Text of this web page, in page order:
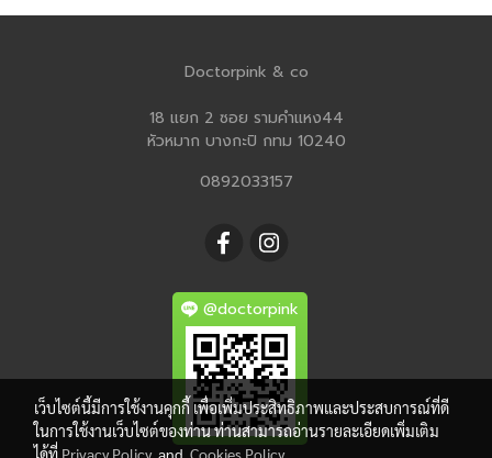
Doctorpink & co
18 แยก 2 ซอย รามคำแหง44
หัวหมาก บางกะปิ กทม 10240
0892033157
@doctorpink
เว็บไซต์นี้มีการใช้งานคุกกี้ เพื่อเพิ่มประสิทธิภาพและประสบการณ์ที่ดี
ในการใช้งานเว็บไซต์ของท่าน ท่านสามารถอ่านรายละเอียดเพิ่มเติม
ได้ที่ Privacy Policyand Cookies Policy